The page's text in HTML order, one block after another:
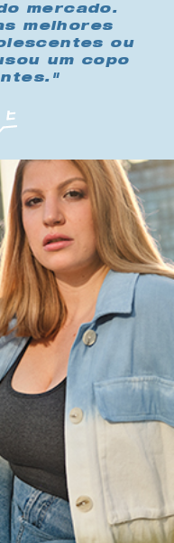
mercado.
melhores
ou
um copo